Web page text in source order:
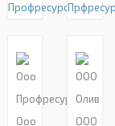
Профресурс
Ооо
ООО